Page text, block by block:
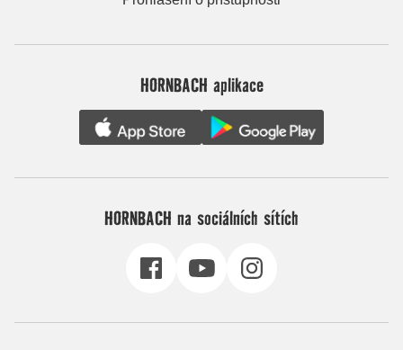
HORNBACH aplikace
HORNBACH na sociálních sítích